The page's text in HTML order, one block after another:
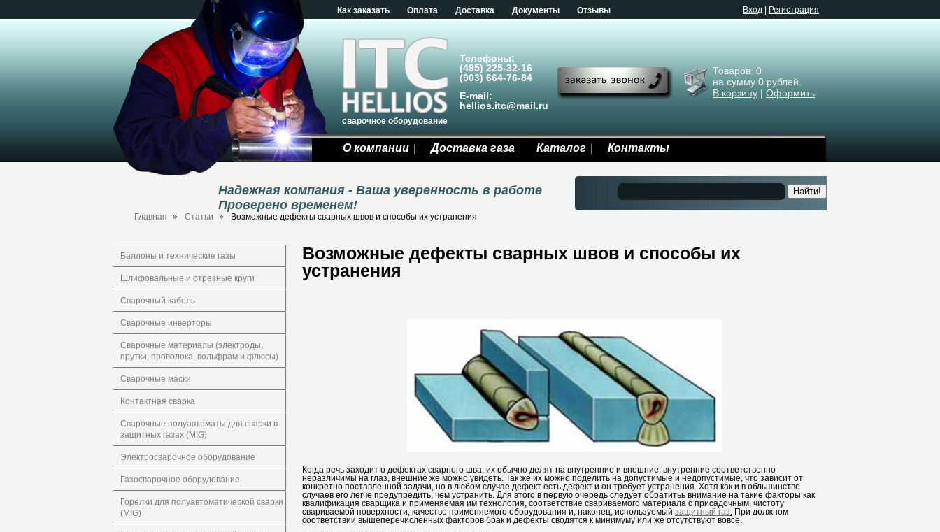
Как заказать Оплата Доставка Документы Отзывы Bход Регистрация
сварочное оборудование
Телефоны:
(495) 225-32-16
(903) 664-76-84
E-mail:
hellios.itc@mail.ru
Товаров: 0
на сумму 0 рублей.
В корзину | Оформить
О компании Доставка газа Каталог Контакты
Надежная компания - Ваша уверенность в работе
Проверено временем!
Найти!
Главная Статьи Возможные дефекты сварных швов и способы их устранения
Баллоны и технические газы
Шлифовальные и отрезные круги
Сварочный кабель
Сварочные инверторы
Сварочные материалы (электроды,
прутки, проволока, вольфрам и флюсы)
Сварочные маски
Контактная сварка
Сварочные полуавтоматы для сварки в
защитных газах (MIG)
Электросварочное оборудование
Газосварочное оборудование
Горелки для полуавтоматической сварки
(MIG)
Возможные дефекты сварных швов и способы их
устранения
Когда речь заходит о дефектах сварного шва, их обычно делят на внутренние и внешние, внутренние соответственно
неразличимы на глаз, внешние же можно увидеть. Так же их можно поделить на допустимые и недопустимые, что зависит от
конкретно поставленной задачи, но в любом случае дефект есть дефект и он требует устранения. Хотя как и в обльшинстве
случаев его легче предупредить, чем устранить. Для этого в первую очередь следует обратитьь внимание на такие факторы как
квалификация сварщика и применяемая им технология, соответствие свариваемого материала с присадочным, чистоту
свариваемой поверхности, качество применяемого оборудования и, наконец, используемый защитный газ. При должном
соответствии вышеперечисленных факторов брак и дефекты сводятся к минимуму или же отсутствуют вовсе.